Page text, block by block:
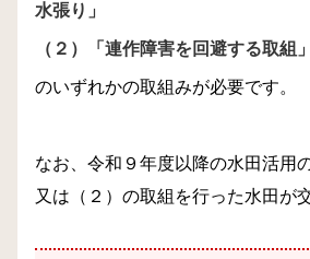
水張り」
（２）「連作障害を回避する取組」
のいずれかの取組みが必要です。
なお、令和９年度以降の水田活用
又は（２）の取組を行った水田が